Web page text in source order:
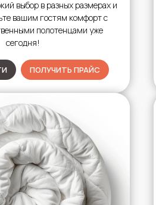
выбор в разных размерах и
вашим гостям комфорт с
полотенцами уже
сегодня!
ПОЛУЧИТЬ ПРАЙС